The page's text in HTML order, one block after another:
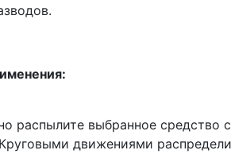
распылите выбранное средство
движениями